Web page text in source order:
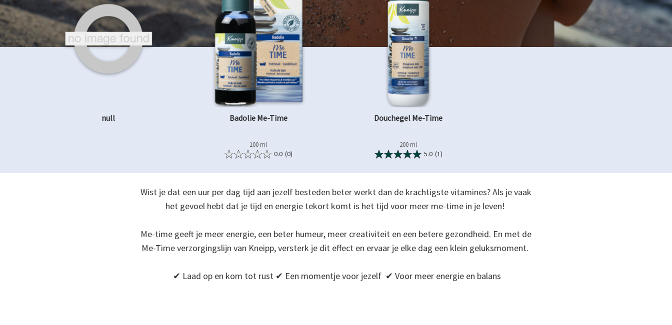
null Badolie Me-Time
100 ml
0.0 (0)
Douchegel Me-Time
200 ml
5.0 (1)
Wist je dat een uur per dag tijd aan jezelf besteden beter werkt dan de krachtigste vitamines? Als je vaak
het gevoel hebt dat je tijd en energie tekort komt is het tijd voor meer me-time in je leven!
Me-time geeft je meer energie, een beter humeur, meer creativiteit en een betere gezondheid. En met de
Me-Time verzorgingslijn van Kneipp, versterk je dit effect en ervaar je elke dag een klein geluksmoment.
✔ Laad op en kom tot rust ✔ Een momentje voor jezelf ✔ Voor meer energie en balans